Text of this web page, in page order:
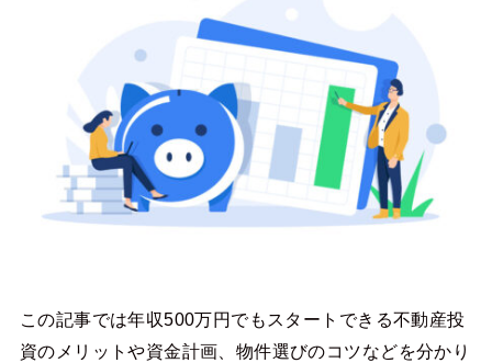
この記事では年収500万円でもスタートできる不動産投
資のメリットや資金計画、物件選びのコツなどを分かり